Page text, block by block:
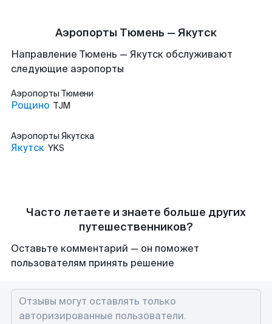
Аэропорты Тюмень — Якутск
Направление Тюмень — Якутск обслуживают
следующие аэропорты
Аэропорты Тюмени
Рощино TJM
Аэропорты Якутска
Якутск YKS
Часто летаете и знаете больше других
путешественников?
Оставьте комментарий — он поможет
пользователям принять решение